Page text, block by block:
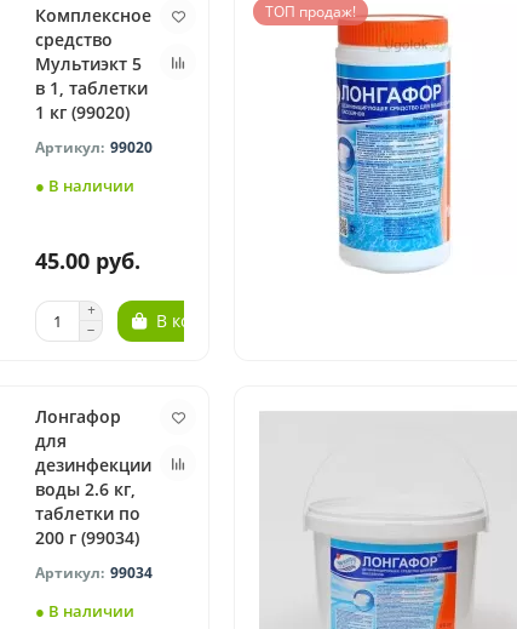
Комплексное
средство
Мультиэкт 5
в 1, таблетки
1 кг (99020)
99020
● В наличии
45.00 руб.
В корзину
ТОП продаж!
Лонгафор
для
дезинфекции
воды 2.6 кг,
таблетки по
200 г (99034)
99034
● В наличии